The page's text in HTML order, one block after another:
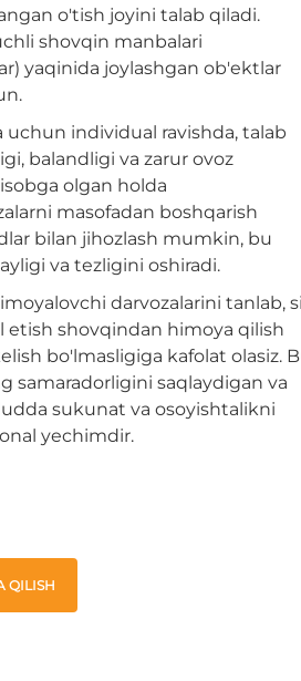
o'tish joyini talab qiladi.
shovqin manbalari
yaqinida joylashgan ob'ektlar
uchun individual ravishda, talab
balandligi va zarur ovoz
olgan holda
masofadan boshqarish
bilan jihozlash mumkin, bu
va tezligini oshiradi.
darvozalarini tanlab,
etish shovqindan himoya qilish
bo'lmasligiga kafolat olasiz.
samaradorligini saqlaydigan va
sukunat va osoyishtalikni
yechimdir.
QILISH